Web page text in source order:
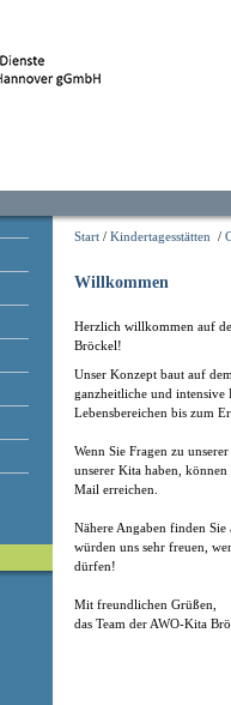
Start / Kindertagesstätten /
Willkommen
Herzlich willkommen auf
Bröckel!
Unser Konzept baut auf
ganzheitliche und
Lebensbereichen bis zum
Wenn Sie Fragen zu
unserer Kita haben,
Mail erreichen.
Nähere Angaben finden
würden uns sehr freuen,
dürfen!
Mit freundlichen Grüßen,
das Team der AWO-Kita